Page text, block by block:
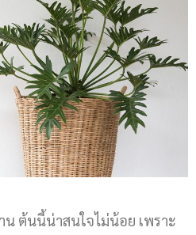
ต้นนี้น่าสนใจไม่น้อย เพราะ